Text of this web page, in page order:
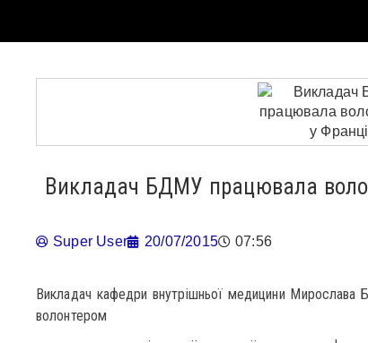
Викладач БДМУ працювала
Super User 20/07/2015 07:56
Викладач кафедри внутрішньої медицини
волонтером